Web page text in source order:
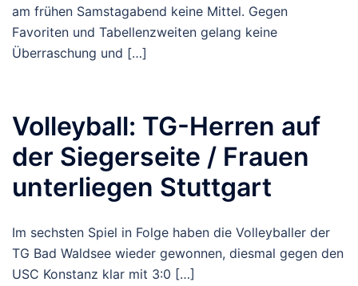
am frühen Samstagabend keine Mittel. Gegen
Favoriten und Tabellenzweiten gelang keine
Überraschung und […]
Volleyball: TG-Herren auf
der Siegerseite / Frauen
unterliegen Stuttgart
Im sechsten Spiel in Folge haben die Volleyballer der
TG Bad Waldsee wieder gewonnen, diesmal gegen den
USC Konstanz klar mit 3:0 […]